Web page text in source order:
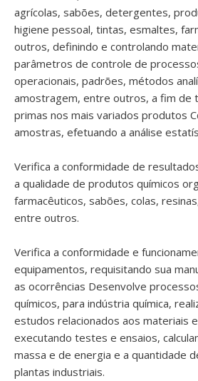
agrícolas, sabões, detergentes,
higiene pessoal, tintas, esmaltes,
outros, definindo e controlando
parâmetros de controle de
operacionais, padrões, métodos
amostragem, entre outros, a fim de
primas nos mais variados produtos
amostras, efetuando a análise
Verifica a conformidade de
a qualidade de produtos químicos
farmacêuticos, sabões, colas,
entre outros.
Verifica a conformidade e
equipamentos, requisitando sua
as ocorrências Desenvolve
químicos, para indústria química,
estudos relacionados aos materiais
executando testes e ensaios,
massa e de energia e a quantidade
plantas industriais.